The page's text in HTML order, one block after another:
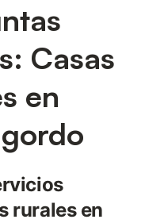
Casas
en
rurales en